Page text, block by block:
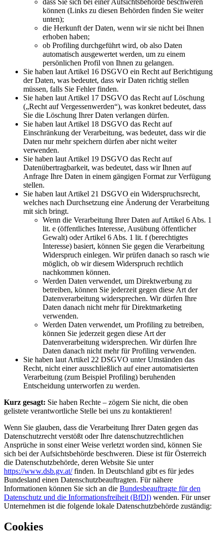
dass Sie sich bei einer Aufsichtsbehörde beschweren
können (Links zu diesen Behörden finden Sie weiter
unten);
die Herkunft der Daten, wenn wir sie nicht bei Ihnen
erhoben haben;
ob Profiling durchgeführt wird, ob also Daten
automatisch ausgewertet werden, um zu einem
persönlichen Profil von Ihnen zu gelangen.
Sie haben laut Artikel 16 DSGVO ein Recht auf Berichtigung
der Daten, was bedeutet, dass wir Daten richtig stellen
müssen, falls Sie Fehler finden.
Sie haben laut Artikel 17 DSGVO das Recht auf Löschung
(„Recht auf Vergessenwerden“), was konkret bedeutet, dass
Sie die Löschung Ihrer Daten verlangen dürfen.
Sie haben laut Artikel 18 DSGVO das Recht auf
Einschränkung der Verarbeitung, was bedeutet, dass wir die
Daten nur mehr speichern dürfen aber nicht weiter
verwenden.
Sie haben laut Artikel 19 DSGVO das Recht auf
Datenübertragbarkeit, was bedeutet, dass wir Ihnen auf
Anfrage Ihre Daten in einem gängigen Format zur Verfügung
stellen.
Sie haben laut Artikel 21 DSGVO ein Widerspruchsrecht,
welches nach Durchsetzung eine Änderung der Verarbeitung
mit sich bringt.
Wenn die Verarbeitung Ihrer Daten auf Artikel 6 Abs. 1
lit. e (öffentliches Interesse, Ausübung öffentlicher
Gewalt) oder Artikel 6 Abs. 1 lit. f (berechtigtes
Interesse) basiert, können Sie gegen die Verarbeitung
Widerspruch einlegen. Wir prüfen danach so rasch wie
möglich, ob wir diesem Widerspruch rechtlich
nachkommen können.
Werden Daten verwendet, um Direktwerbung zu
betreiben, können Sie jederzeit gegen diese Art der
Datenverarbeitung widersprechen. Wir dürfen Ihre
Daten danach nicht mehr für Direktmarketing
verwenden.
Werden Daten verwendet, um Profiling zu betreiben,
können Sie jederzeit gegen diese Art der
Datenverarbeitung widersprechen. Wir dürfen Ihre
Daten danach nicht mehr für Profiling verwenden.
Sie haben laut Artikel 22 DSGVO unter Umständen das
Recht, nicht einer ausschließlich auf einer automatisierten
Verarbeitung (zum Beispiel Profiling) beruhenden
Entscheidung unterworfen zu werden.
Kurz gesagt: Sie haben Rechte – zögern Sie nicht, die oben
gelistete verantwortliche Stelle bei uns zu kontaktieren!
Wenn Sie glauben, dass die Verarbeitung Ihrer Daten gegen das
Datenschutzrecht verstößt oder Ihre datenschutzrechtlichen
Ansprüche in sonst einer Weise verletzt worden sind, können Sie
sich bei der Aufsichtsbehörde beschweren. Diese ist für Österreich
die Datenschutzbehörde, deren Website Sie unter
https://www.dsb.gv.at/finden. In Deutschland gibt es für jedes
Bundesland einen Datenschutzbeauftragten. Für nähere
Informationen können Sie sich an die Bundesbeauftragte für den
Datenschutz und die Informationsfreiheit (BfDI) wenden. Für unser
Unternehmen ist die folgende lokale Datenschutzbehörde zuständig:
Cookies